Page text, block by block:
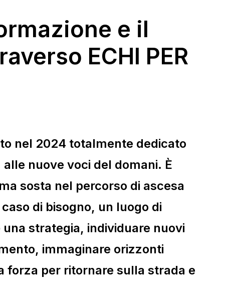
e il
ECHI PER
nel 2024 totalmente dedicato
nuove voci del domani. È
sosta nel percorso di ascesa
di bisogno, un luogo di
strategia, individuare nuovi
immaginare orizzonti
forza per ritornare sulla strada e